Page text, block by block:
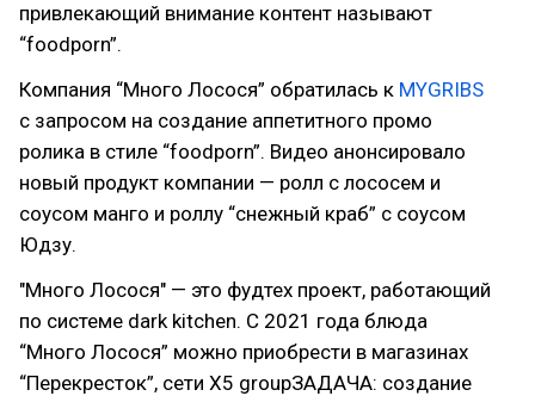
привлекающий внимание контент называют
“foodporn”.
Компания “Много Лосося” обратилась к MYGRIBS
с запросом на создание аппетитного промо
ролика в стиле “foodporn”. Видео анонсировало
новый продукт компании — ролл с лососем и
соусом манго и роллу “снежный краб” с соусом
Юдзу.
"Много Лосося" — это фудтех проект, работающий
по системе dark kitchen. С 2021 года блюда
“Много Лосося” можно приобрести в магазинах
“Перекресток”, сети X5 groupЗАДАЧА: создание